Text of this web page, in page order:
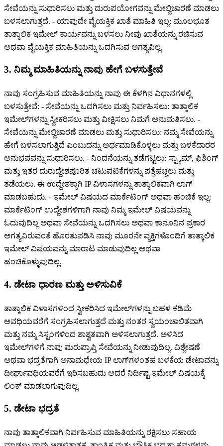
ಸೇವೆಯನ್ನು ಸುಧಾರಿಸಲು ಮತ್ತು ದುರುಪಯೋಗವನ್ನು ಮೇಲ್ವಿಚಾರಣೆ ಮಾಡಲು
ಬಳಸಲಾಗುತ್ತದೆ. - ಯಾವುದೇ ವೈಯಕ್ತಿಕ ಖಾತೆ ಮಾಹಿತಿ ಇಲ್ಲ: ಮೂಲಭೂತ
ತಾತ್ಕಾಲಿಕ ಇಮೇಲ್ ಕಾರ್ಯವನ್ನು ಬಳಸಲು ನೀವು ಖಾತೆಯನ್ನು ರಚಿಸುವ
ಅಥವಾ ವೈಯಕ್ತಿಕ ಮಾಹಿತಿಯನ್ನು ಒದಗಿಸುವ ಅಗತ್ಯವಿಲ್ಲ.
3. ನಿಮ್ಮ ಮಾಹಿತಿಯನ್ನು ನಾವು ಹೇಗೆ ಬಳಸುತ್ತೇವೆ
ನಾವು ಸಂಗ್ರಹಿಸುವ ಮಾಹಿತಿಯನ್ನು ನಾವು ಈ ಕೆಳಗಿನ ವಿಧಾನಗಳಲ್ಲಿ
ಬಳಸುತ್ತೇವೆ: - ಸೇವೆಯನ್ನು ಒದಗಿಸಲು ಮತ್ತು ನಿರ್ವಹಿಸಲು: ತಾತ್ಕಾಲಿಕ
ಇಮೇಲ್‌ಗಳನ್ನು ಸ್ವೀಕರಿಸಲು ಮತ್ತು ವೀಕ್ಷಿಸಲು ನಿಮಗೆ ಅನುಮತಿಸಲು. -
ಸೇವೆಯನ್ನು ಮೇಲ್ವಿಚಾರಣೆ ಮಾಡಲು ಮತ್ತು ಸುಧಾರಿಸಲು: ನಮ್ಮ ಸೇವೆಯನ್ನು
ಹೇಗೆ ಬಳಸಲಾಗುತ್ತಿದೆ ಎಂಬುದನ್ನು ಅರ್ಥಮಾಡಿಕೊಳ್ಳಲು ಮತ್ತು ಬಳಕೆದಾರರ
ಅನುಭವವನ್ನು ಸುಧಾರಿಸಲು. - ನಿಂದನೆಯನ್ನು ತಡೆಗಟ್ಟಲು: ಸ್ಪ್ಯಾಮ್, ಫಿಶಿಂಗ್
ಮತ್ತು ಇತರ ದುರುದ್ದೇಶಪೂರಿತ ಚಟುವಟಿಕೆಗಳನ್ನು ಪತ್ತೆಹಚ್ಚಲು ಮತ್ತು
ತಡೆಯಲು. ಈ ಉದ್ದೇಶಕ್ಕಾಗಿ IP ವಿಳಾಸಗಳನ್ನು ತಾತ್ಕಾಲಿಕವಾಗಿ ಲಾಗ್
ಮಾಡಬಹುದು. - ಇಮೇಲ್ ವಿಷಯದ ಮಾರ್ಕೆಟಿಂಗ್ ಅಥವಾ ಹಂಚಿಕೆ ಇಲ್ಲ:
ಮಾರ್ಕೆಟಿಂಗ್ ಉದ್ದೇಶಗಳಿಗಾಗಿ ನಾವು ನಿಮ್ಮ ಇಮೇಲ್ ವಿಷಯವನ್ನು
ಓದುವುದಿಲ್ಲ ಅಥವಾ ಸೇವೆಯನ್ನು ಒದಗಿಸಲು ಅಥವಾ ಕಾನೂನಿನ ಪ್ರಕಾರ
ಅಗತ್ಯವಿರುವಂತೆ ಹೊರತುಪಡಿಸಿ ನಾವು ಮೂರನೇ ವ್ಯಕ್ತಿಗಳೊಂದಿಗೆ ತಾತ್ಕಾಲಿಕ
ಇಮೇಲ್ ವಿಷಯವನ್ನು ಮಾರಾಟ ಮಾಡುವುದಿಲ್ಲ ಅಥವಾ
ಹಂಚಿಕೊಳ್ಳುವುದಿಲ್ಲ.
4. ಡೇಟಾ ಧಾರಣ ಮತ್ತು ಅಳಿಸುವಿಕೆ
ತಾತ್ಕಾಲಿಕ ವಿಳಾಸಗಳಿಂದ ಸ್ವೀಕರಿಸಿದ ಇಮೇಲ್‌ಗಳನ್ನು ಬಹಳ ಕಡಿಮೆ
ಅವಧಿಯವರೆಗೆ ಸಂಗ್ರಹಿಸಲಾಗುತ್ತದೆ ಮತ್ತು ನಂತರ ಸ್ವಯಂಚಾಲಿತವಾಗಿ
ಮತ್ತು ನಮ್ಮ ಸಿಸ್ಟಂಗಳಿಂದ ಶಾಶ್ವತವಾಗಿ ಅಳಿಸಲಾಗುತ್ತದೆ. ಅಳಿಸಿದ
ಇಮೇಲ್‌ಗಳಿಗೆ ನಾವು ಮರುಪ್ರಾಪ್ತಿ ಸೇವೆಯನ್ನು ನೀಡುವುದಿಲ್ಲ. ವಿಶ್ಲೇಷಣೆ
ಅಥವಾ ಭದ್ರತೆಗಾಗಿ ಅನಾಮಧೇಯ IP ಲಾಗ್‌ಗಳಂತಹ ಬಳಕೆಯ ಡೇಟಾವನ್ನು
ದೀರ್ಘಾವಧಿಯವರೆಗೆ ಇರಿಸಬಹುದು ಆದರೆ ನಿರ್ದಿಷ್ಟ ಇಮೇಲ್ ವಿಷಯಕ್ಕೆ
ಲಿಂಕ್ ಮಾಡಲಾಗುವುದಿಲ್ಲ.
5. ಡೇಟಾ ಭದ್ರತೆ
ನಾವು ತಾತ್ಕಾಲಿಕವಾಗಿ ನಿರ್ವಹಿಸುವ ಮಾಹಿತಿಯನ್ನು ರಕ್ಷಿಸಲು ಸಹಾಯ